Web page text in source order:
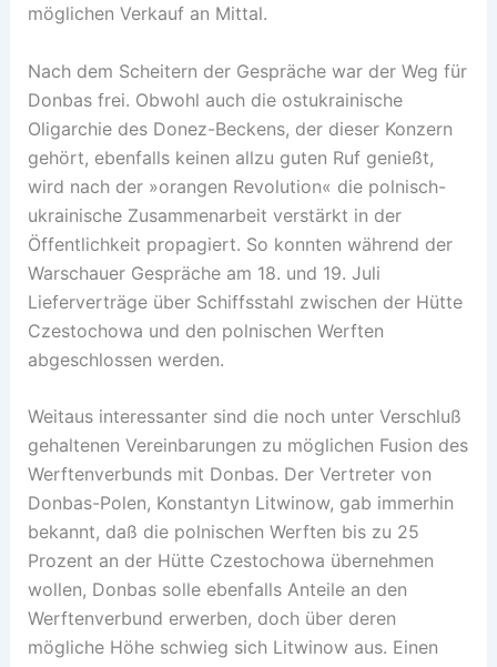
möglichen Verkauf an Mittal.
Nach dem Scheitern der Gespräche war der Weg für
Donbas frei. Obwohl auch die ostukrainische
Oligarchie des Donez-Beckens, der dieser Konzern
gehört, ebenfalls keinen allzu guten Ruf genießt,
wird nach der »orangen Revolution« die polnisch-
ukrainische Zusammenarbeit verstärkt in der
Öffentlichkeit propagiert. So konnten während der
Warschauer Gespräche am 18. und 19. Juli
Lieferverträge über Schiffsstahl zwischen der Hütte
Czestochowa und den polnischen Werften
abgeschlossen werden.
Weitaus interessanter sind die noch unter Verschluß
gehaltenen Vereinbarungen zu möglichen Fusion des
Werftenverbunds mit Donbas. Der Vertreter von
Donbas-Polen, Konstantyn Litwinow, gab immerhin
bekannt, daß die polnischen Werften bis zu 25
Prozent an der Hütte Czestochowa übernehmen
wollen, Donbas solle ebenfalls Anteile an den
Werftenverbund erwerben, doch über deren
mögliche Höhe schwieg sich Litwinow aus. Einen